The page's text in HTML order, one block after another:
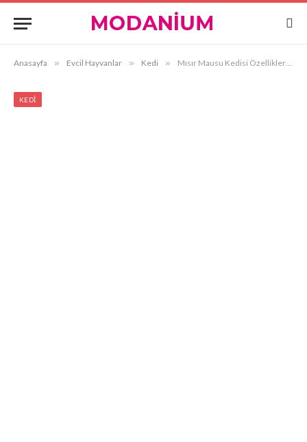
Anasayfa » Evcil Hayvanlar » Kedi » Mısır Mausu Kedisi Özellikleri ve Bakımı
KEDI